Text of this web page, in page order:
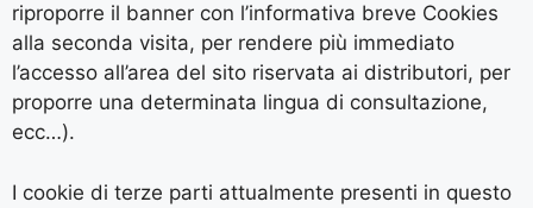
riproporre il banner con l’informativa breve Cookies
alla seconda visita, per rendere più immediato
l’accesso all’area del sito riservata ai distributori, per
proporre una determinata lingua di consultazione,
ecc…).
I cookie di terze parti attualmente presenti in questo